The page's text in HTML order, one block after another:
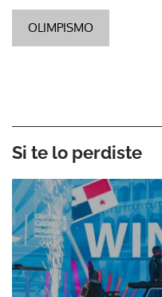
OLIMPISMO
Si te lo perdiste